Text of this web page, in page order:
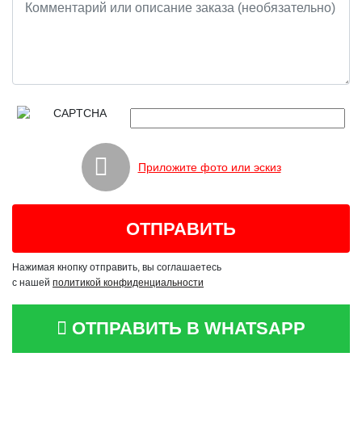
Приложите фото или эскиз
Нажимая кнопку отправить, вы соглашаетесь
с нашей политикой конфиденциальности
ОТПРАВИТЬ В WHATSAPP